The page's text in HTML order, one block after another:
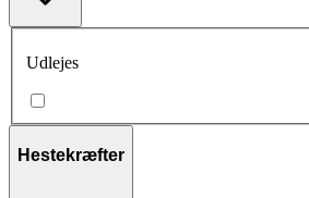
Udlejes
Hestekræfter